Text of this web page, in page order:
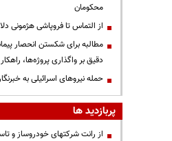
محکومان
از التماس تا فروپاشی هژمونی
مطالبه برای شکستن انحصار
دقیق بر واگذاری پروژه‌ها،
حمله نیروهای اسرائیلی به
پربازدید ها
از رانت‌ شرکتهای خودروساز و